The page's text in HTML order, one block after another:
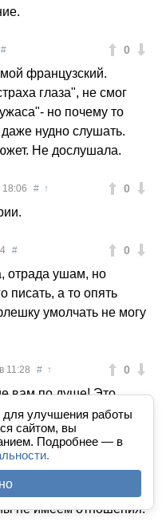
улучшения работы
сайтом, вы
Подробнее — в
0
#
французский.
глаза", не смог
но почему то
нудно слушать.
Не дослушала.
0
# ↑
0
#
отрада ушам, но
писать, а то опять
умолчать не могу
0
11:28 # ↑
вам по душе! Это,
что сейчас
Добро пожаловать на
в узких кругах
не имеем отношения.